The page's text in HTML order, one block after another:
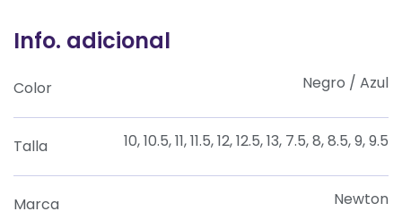
Info. adicional
Color Negro / Azul
Talla 10, 10.5, 11, 11.5, 12, 12.5, 13, 7.5, 8, 8.5, 9, 9.5
Marca Newton